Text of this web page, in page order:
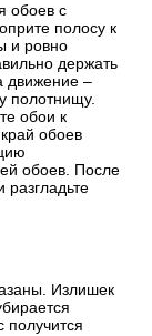
обоев с
полосу к
и ровно
держать
движение –
полотнищу.
обои к
обоев
обоев. После
Излишек
получится